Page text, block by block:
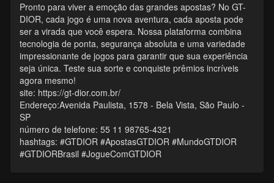
Pronto para viver a emoção das grandes apostas? No GT-
DIOR, cada jogo é uma nova aventura, cada aposta pode
ser a virada que você espera. Nossa plataforma combina
tecnologia de ponta, segurança absoluta e uma variedade
impressionante de jogos para garantir que sua experiência
seja única. Teste sua sorte e conquiste prêmios incríveis
agora mesmo!
site: https://gt-dior.com.br/
Endereço:Avenida Paulista, 1578 - Bela Vista, São Paulo -
SP
número de telefone: 55 11 98765-4321
hashtags: #GTDIOR #ApostasGTDIOR #MundoGTDIOR
#GTDIORBrasil #JogueComGTDIOR